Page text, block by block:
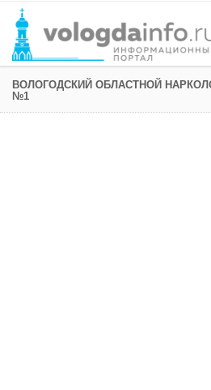
ВОЛОГОДСКИЙ ОБЛАСТНОЙ
№1